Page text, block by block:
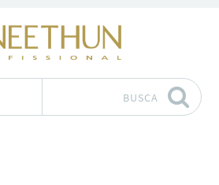
BUSCA